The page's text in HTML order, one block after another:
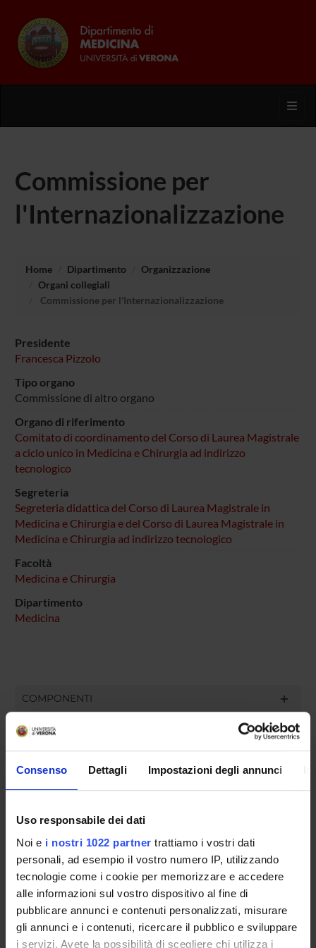
Consenso Dettagli Impostazioni degli annunci
Uso responsabile dei dati
Noi e i nostri 1022 partner trattiamo i vostri dati
personali, ad esempio il vostro numero IP, utilizzando
tecnologie come i cookie per memorizzare e accedere
alle informazioni sul vostro dispositivo al fine di
pubblicare annunci e contenuti personalizzati, misurare
gli annunci e i contenuti, ricercare il pubblico e sviluppare
i servizi. Avete la possibilità di scegliere chi utilizza i
Commissione per
l'Internazionalizzazione
Home Dipartimento
Organizzazione
Organi collegiali
Commissione per l'Internazionalizzazione
Presidente
Francesca Pizzolo
Tipo organo
Commissione di altro organo
Organo di riferimento
Comitato di coordinamento del Corso di Laurea Magistrale
a ciclo unico in Medicina e Chirurgia ad indirizzo
tecnologico
Segreteria
Segreteria didattica del Corso di Laurea Magistrale in
Medicina e Chirurgia e del Corso di Laurea Magistrale in
Medicina e Chirurgia ad indirizzo tecnologico
Facoltà
Medicina e Chirurgia
Dipartimento
Medicina
COMPONENTI
Componente
Salvatore Paiella
Francesca Pizzolo
Presidente
SEDUTE E VERBALI